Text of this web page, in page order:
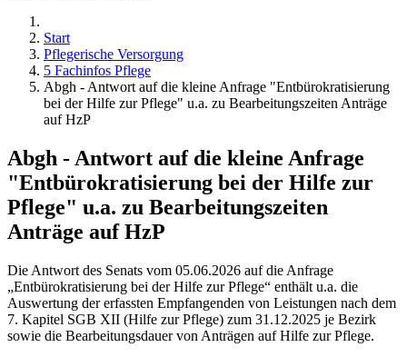
Start
Pflegerische Versorgung
5 Fachinfos Pflege
Abgh - Antwort auf die kleine Anfrage "Entbürokratisierung
bei der Hilfe zur Pflege" u.a. zu Bearbeitungszeiten Anträge
auf HzP
Abgh - Antwort auf die kleine Anfrage
"Entbürokratisierung bei der Hilfe zur
Pflege" u.a. zu Bearbeitungszeiten
Anträge auf HzP
Die Antwort des Senats vom 05.06.2026 auf die Anfrage
„Entbürokratisierung bei der Hilfe zur Pflege“ enthält u.a. die
Auswertung der erfassten Empfangenden von Leistungen nach dem
7. Kapitel SGB XII (Hilfe zur Pflege) zum 31.12.2025 je Bezirk
sowie die Bearbeitungsdauer von Anträgen auf Hilfe zur Pflege.